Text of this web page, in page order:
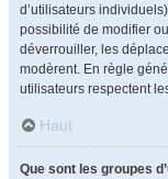
d’utilisateurs
possibilité de modifier
déverrouiller, les
modèrent. En règle
utilisateurs respectent
Haut
Que sont les groupes